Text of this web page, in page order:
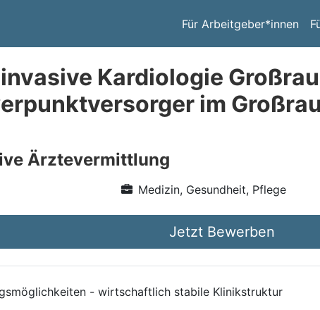
Für Arbeitgeber*innen
Kardiologie
im
Ärztevermittlung
Medizin, Gesundheit, Pflege
Jetzt Bewerben
- wirtschaftlich stabile Klinikstruktur